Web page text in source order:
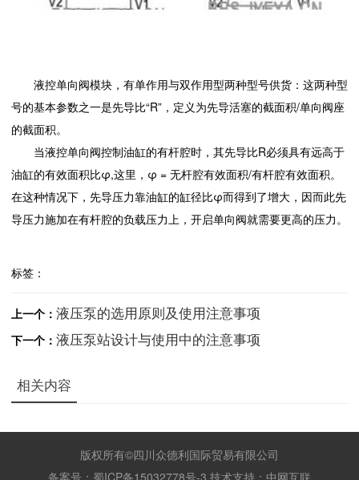
液控单向阀模块，有单作用与双作用型两种型号供货：这两种型
号的基本参数之一是先导比“R”，定义为先导活塞的截面积/单向阀座
的截面积。
当液控单向阀控制油缸的有杆腔时，其先导比R必须具有远高于
油缸的有效面积比φ,这里，φ = 无杆腔有效面积/有杆腔有效面积。
在这种情况下，先导压力靠油缸的缸径比φ而得到了增大，因而此先
导压力施加在有杆腔的负载压力上，开启单向阀就需要更高的压力。
标签：
上一个： 液压泵的选用原则及使用注意事项
下一个： 液压泵站设计与使用中的注意事项
相关内容
版权所有©四川众德利国际贸易有限公司
备案号： 蜀ICP备15032778号-3 技术支持： 中网互联